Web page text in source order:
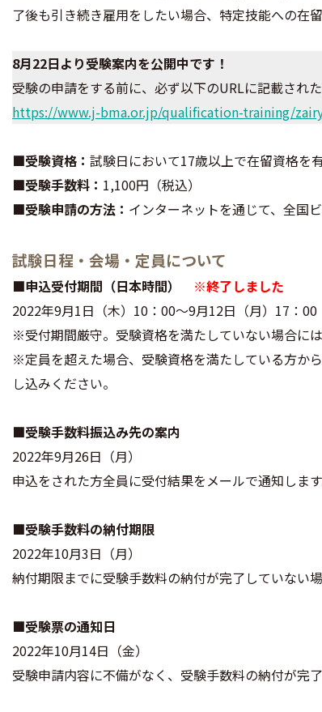
了後も引き続き雇用をしたい場合、特定技能への在
8月22日より受験案内を公開中です！
受験の申請をする前に、必ず以下のURLに記載され
https://www.j-bma.or.jp/qualification-training/
■受験資格： 試験日において17歳以上で在留資格を
■受験手数料： 1,100円（税込）
■受験申請の方法： インターネットを通じて、全国
試験日程・会場・定員について
■申込受付期間（日本時間） ※終了しました
2022年9月1日（木）10：00～9月12日（月）17：00
※受付期間厳守。受験資格を満たしていない場合には
※定員を超えた場合、受験資格を満たしている方か
し込みください。
■受験手数料振込み先の案内
2022年9月26日（月）
申込をされた方全員に受付結果をメールで通知しま
■受験手数料の納付期限
2022年10月3日（月）
納付期限までに受験手数料の納付が完了していない
■受験票の通知日
2022年10月14日（金）
受験申請内容に不備がなく、受験手数料の納付が完